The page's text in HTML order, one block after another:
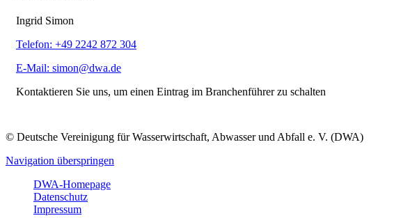
Ingrid Simon
Telefon: +49 2242 872 304
E-Mail: simon@dwa.de
Kontaktieren Sie uns, um einen Eintrag im Branchenführer zu schalten
© Deutsche Vereinigung für Wasserwirtschaft, Abwasser und Abfall e. V. (DWA)
Navigation überspringen
DWA-Homepage
Datenschutz
Impressum